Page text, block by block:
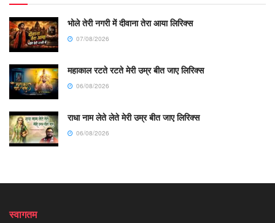
भोले तेरी नगरी में दीवाना तेरा आया लिरिक्स
07/08/2026
महाकाल रटते रटते मेरी उम्र बीत जाए लिरिक्स
06/08/2026
राधा नाम लेते लेते मेरी उम्र बीत जाए लिरिक्स
06/08/2026
स्वागतम